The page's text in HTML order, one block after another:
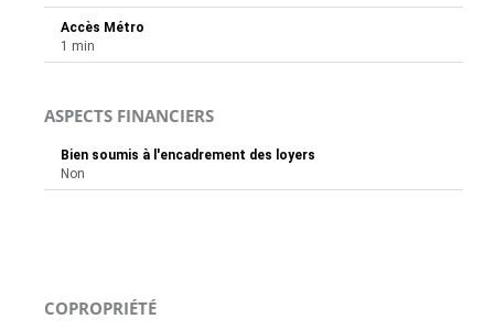
Accès Métro
1 min
ASPECTS FINANCIERS
Bien soumis à l'encadrement des loyers
Non
COPROPRIÉTÉ